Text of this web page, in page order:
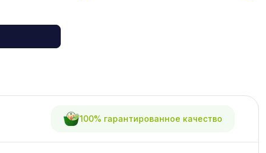
100% гарантированное качество